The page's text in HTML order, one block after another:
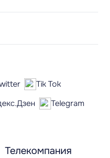
Телекомпания
Tik Tok
Telegram